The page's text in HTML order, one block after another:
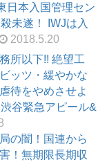
日本入国管理セン
未遂！ IWJは入
2018.5.20
所以下!! 絶望工
ッツ・緩やかな
待をやめさせよ
谷緊急アピール&
の闇！国連から
！無期限長期収